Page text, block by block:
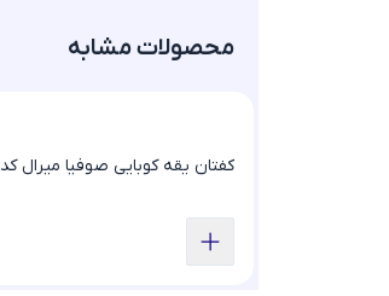
محصولات مشابه
کفتان یقه کوبایی صوفیا میرال کد 155106